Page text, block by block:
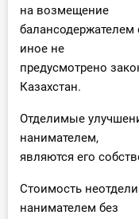
на возмещение
балансодержателем
иное не
предусмотрено
Казахстан.
Отделимые
нанимателем,
являются его
Стоимость
нанимателем без